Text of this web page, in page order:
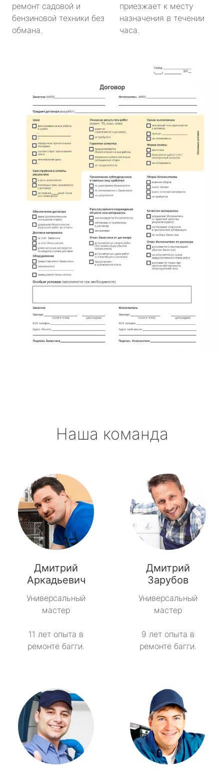
ремонт садовой и
бензиновой техники без
обмана.
приезжает к месту
назначения в течении
часа.
Наша команда
Дмитрий
Аркадьевич
Универсальный
мастер
11 лет опыта в
ремонте багги.
Дмитрий
Зарубов
Универсальный
мастер
9 лет опыта в
ремонте багги.